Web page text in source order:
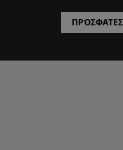
Προστασία του